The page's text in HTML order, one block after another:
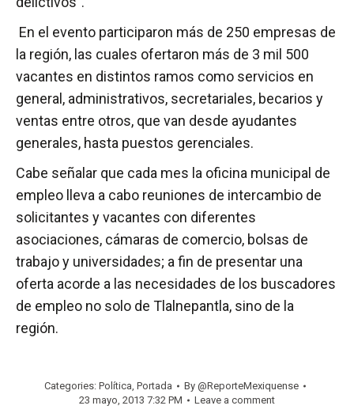
En el evento participaron más de 250 empresas de
la región, las cuales ofertaron más de 3 mil 500
vacantes en distintos ramos como servicios en
general, administrativos, secretariales, becarios y
ventas entre otros, que van desde ayudantes
generales, hasta puestos gerenciales.
Cabe señalar que cada mes la oficina municipal de
empleo lleva a cabo reuniones de intercambio de
solicitantes y vacantes con diferentes
asociaciones, cámaras de comercio, bolsas de
trabajo y universidades; a fin de presentar una
oferta acorde a las necesidades de los buscadores
de empleo no solo de Tlalnepantla, sino de la
región.
Categories: Política, Portada By @ReporteMexiquense
23 mayo, 2013 7:32 PM
Leave a comment